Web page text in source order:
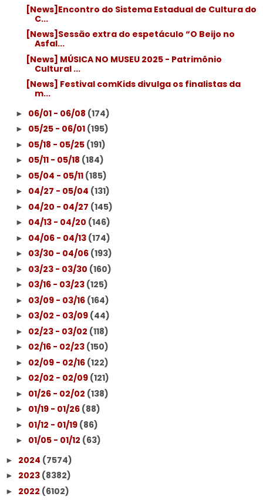
[News]Encontro do Sistema Estadual de Cultura do
C...
[News]Sessão extra do espetáculo “O Beijo no
Asfal...
[News] MÚSICA NO MUSEU 2025 - Patrimônio
Cultural ...
[News] Festival comKids divulga os finalistas da
m...
► 06/01 - 06/08 (174)
► 05/25 - 06/01 (195)
► 05/18 - 05/25 (191)
► 05/11 - 05/18 (184)
► 05/04 - 05/11 (185)
► 04/27 - 05/04 (131)
► 04/20 - 04/27 (145)
► 04/13 - 04/20 (146)
► 04/06 - 04/13 (174)
► 03/30 - 04/06 (193)
► 03/23 - 03/30 (160)
► 03/16 - 03/23 (125)
► 03/09 - 03/16 (164)
► 03/02 - 03/09 (44)
► 02/23 - 03/02 (118)
► 02/16 - 02/23 (150)
► 02/09 - 02/16 (122)
► 02/02 - 02/09 (121)
► 01/26 - 02/02 (138)
► 01/19 - 01/26 (88)
► 01/12 - 01/19 (86)
► 01/05 - 01/12 (63)
► 2024 (7574)
► 2023 (8382)
► 2022 (6102)